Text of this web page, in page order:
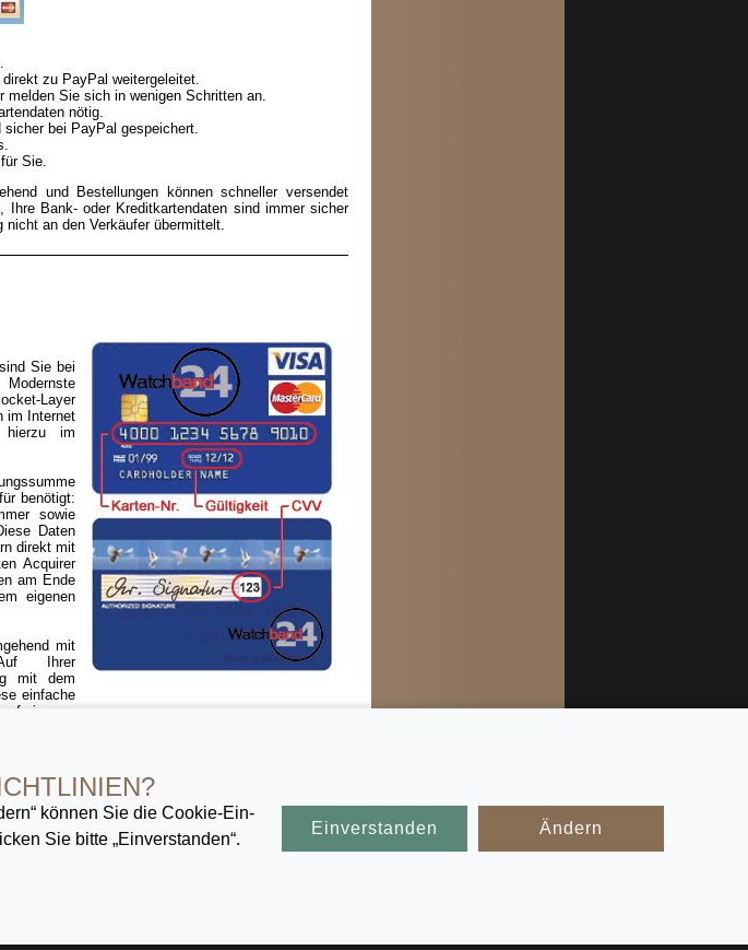
können Sie die Cookie-Ein­
Sie bitte „Einverstanden“.
Einverstanden Ändern
zu PayPal weitergeleitet.
melden Sie sich in wenigen Schritten an.
nötig.
sicher bei PayPal gespeichert.
Sie.
und Bestellungen können schneller versendet
Bank- oder Kreditkartendaten sind immer sicher
nicht an den Verkäufer übermittelt.
Sie bei
Layer
im Internet
im
benötigt:
sowie
Daten
direkt mit
Acquirer
am Ende
eigenen
mit
Ihrer
mit dem
einfache
hier! WATCHBAND24 führt ausschließlich Uhrenarmbänder
erstreckt sich vom preiswerten Lederarmband